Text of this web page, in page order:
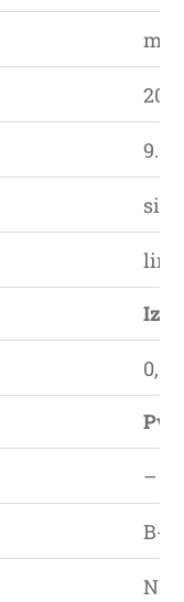
9.0
0,57
Pvt
–
B-